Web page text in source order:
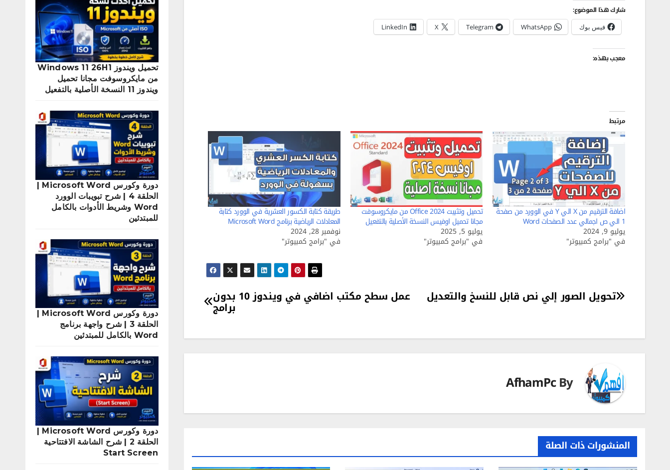
شارك هذا الموضوع:
فيس بوك WhatsApp
Telegram
X
LinkedIn
معجب بهذه:
مرتبط
اضافة الترقيم من X الي Y في الوورد من صفحة
1 الي ص اجمالي عدد الصفحات Word
يوليو 9, 2024
في "برامج كمبيوتر"
تحميل وتثبيت Office 2024 من مايكروسوفت
مجانا تحميل اوفيس النسخة الأصلية بالتفعيل
يوليو 5, 2025
في "برامج كمبيوتر"
طريقة كتابة الكسور العشرية في الوورد كتابة
المعادلات الرياضية برنامج Microsoft Word
نوفمبر 28, 2024
في "برامج كمبيوتر"
تصفّح عمل سطح مكتب اضافي في ويندوز 10 بدون
برامج
تحويل الصور إلي نص قابل للنسخ والتعديل
By
AfhamPc
المنشورات ذات الصلة
تحميل ويندوز Windows 11 26H1
من مايكروسوفت مجانا تحميل
ويندوز 11 النسخة الأصلية بالتفعيل
دورة وكورس Microsoft Word |
الحلقة 4 | شرح تبويبات الوورد
Word وشريط الأدوات بالكامل
للمبتدئين
الحلقة 3 | شرح واجهة برنامج
Word بالكامل للمبتدئين
دورة وكورس Microsoft Word |
الحلقة 2 | شرح الشاشة الافتتاحية
Start Screen